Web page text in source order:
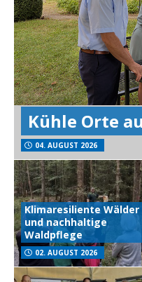
Kühle Orte
04. AUGUST 2026
Klimaresiliente Wälder
und nachhaltige
Waldpflege
02. AUGUST 2026